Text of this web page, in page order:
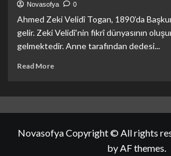
Novasofya 0
Ahmed Zeki Velidî Togan, 1890’da
gelir. Zeki Velidî’nin fikrî dünyasının
gelmektedir. Anne tarafından dedesi...
Read MoreRead
Zeki
Hayatı,
Novasofya Copyright © All rights
by AF themes.